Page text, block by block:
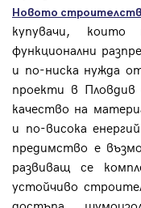
Новото
купувачи,
функционални
и по-ниска нужда
проекти в
качество на
и по-висока
предимство е
развиващ се
устойчиво
достъпа,